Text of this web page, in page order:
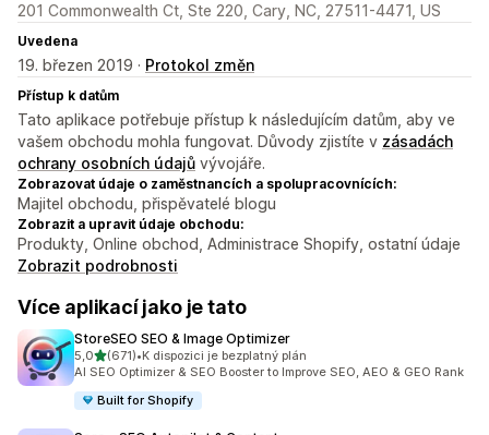
201 Commonwealth Ct, Ste 220, Cary, NC, 27511-4471, US
Uvedena
19. březen 2019 · Protokol změn
Přístup k datům
Tato aplikace potřebuje přístup k následujícím datům, aby ve
vašem obchodu mohla fungovat. Důvody zjistíte v zásadách
ochrany osobních údajů vývojáře.
Zobrazovat údaje o zaměstnancích a spolupracovnících:
Majitel obchodu, přispěvatelé blogu
Zobrazit a upravit údaje obchodu:
Produkty, Online obchod, Administrace Shopify, ostatní údaje
Zobrazit podrobnosti
Více aplikací jako je tato
StoreSEO SEO & Image Optimizer
5,0z 5 hvězd
(671)
Celkový počet recenzí: 671
•K dispozici je bezplatný plán
AI SEO Optimizer & SEO Booster to Improve SEO, AEO & GEO Rank
Built for Shopify